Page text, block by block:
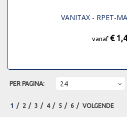
VANITAX - RPET-
vanaf €
PER PAGINA:
1 2 3 4 5 6 VOLGENDE